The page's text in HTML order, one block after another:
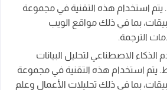
يتم استخدام هذه التقنية في مجموعة
بما في ذلك مواقع الويب
الترجمة.
الذكاء الاصطناعي لتحليل البيانات
يتم استخدام هذه التقنية في مجموعة
بما في ذلك تحليلات الأعمال وعلم